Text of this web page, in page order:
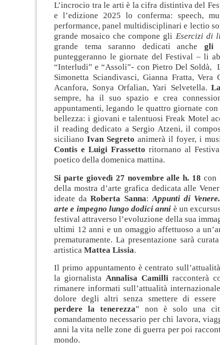
L’incrocio tra le arti è la cifra distintiva del
e l’edizione 2025 lo conferma: speech,
performance, panel multidisciplinari e lectio
grande mosaico che compone gli Esercizi di
grande tema saranno dedicati anche gli
punteggeranno le giornate del Festival – li
“Interludi” e “Assoli”- con Pietro Del Soldà,
Simonetta Sciandivasci, Gianna Fratta, Vera
Acanfora, Sonya Orfalian, Yari Selvetella.
sempre, ha il suo spazio e crea
appuntamenti, legando le quattro giornate
bellezza: i giovani e talentuosi Freak Motel
il reading dedicato a Sergio Atzeni, il
siciliano Ivan Segreto animerà il foyer, i
Contis e Luigi Frassetto ritornano al
poetico della domenica mattina.
Si parte giovedì 27 novembre alle h. 18con
della mostra d’arte grafica dedicata alle
ideate daRoberta Sanna: Appunti di
arte e impegno lungo dodici anni è un
festival attraverso l’evoluzione della sua
ultimi 12 anni e un omaggio affettuoso a
prematuramente. La presentazione sarà
artistica Mattea Lissia.
Il primo appuntamento è centrato
la giornalista Annalisa Camilli racconterà
rimanere informati sull’attualità
dolore degli altri senza smettere di essere
perdere la tenerezza” non è solo una
comandamento necessario per chi lavora,
anni la vita nelle zone di guerra per poi
mondo.